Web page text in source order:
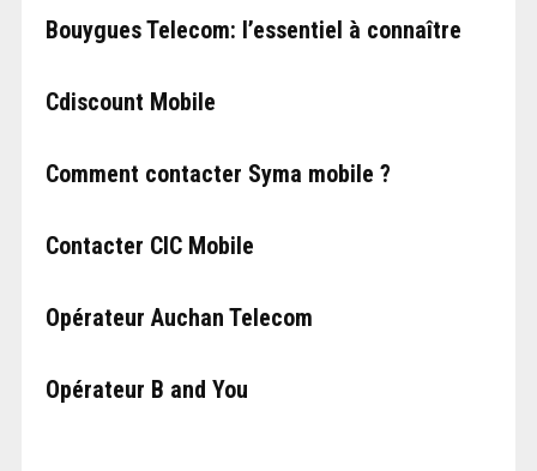
Bouygues Telecom: l’essentiel à connaître
Cdiscount Mobile
Comment contacter Syma mobile ?
Contacter CIC Mobile
Opérateur Auchan Telecom
Opérateur B and You